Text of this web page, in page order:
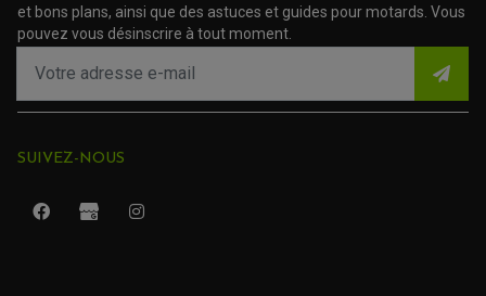
ROULEMENT QUAD / SSV
KIT ROULEMENT D'AMORTISSEUR
KIT ROULEMENT DE BRAS OSCILLANT
et bons plans, ainsi que des astuces et guides pour motards. Vous
pouvez vous désinscrire à tout moment.
SUIVEZ-NOUS